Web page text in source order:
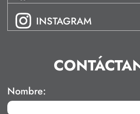
INSTAGRAM
Nombre: